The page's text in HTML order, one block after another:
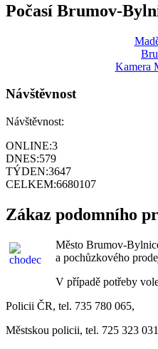
Počasí Brumov-
Kamera
Návštěvnost
Návštěvnost:
ONLINE:3
DNES:579
TÝDEN:3647
CELKEM:6680107
Zákaz podomního
Město Brumov-
a pochůzkového
V případě potřeby
Policii ČR, tel. 735 780 065,
Městskou policii, tel. 725 323